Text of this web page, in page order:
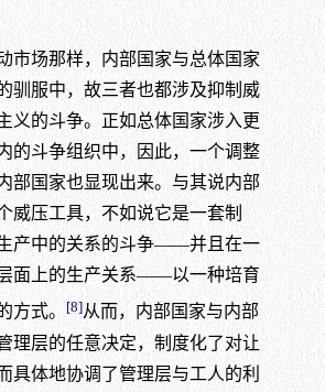
场那样，内部国家与总体国家
驯服中，故三者也都涉及抑制威
义的斗争。正如总体国家涉入更
的斗争组织中，因此，一个调整
部国家也显现出来。与其说内部
威压工具，不如说它是一套制
产中的关系的斗争——并且在一
面上的生产关系——以一种培育
方式。
[8]从而，内部国家与内部
理层的任意决定，制度化了对让
具体地协调了管理层与工人的利